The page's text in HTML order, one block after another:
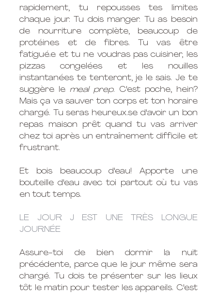
rapidement, tu repousses tes limites
chaque jour. Tu dois manger. Tu as besoin
de nourriture complète, beaucoup de
protéines et de fibres. Tu vas être
fatigué.e et tu ne voudras pas cuisiner, les
pizzas congelées et les nouilles
instantanées te tenteront, je le sais. Je te
suggère le meal prep. C'est poche, hein?
Mais ça va sauver ton corps et ton horaire
chargé. Tu seras heureux.se d'avoir un bon
repas maison prêt quand tu vas arriver
chez toi après un entraînement difficile et
frustrant.
Et bois beaucoup d'eau! Apporte une
bouteille d'eau avec toi partout où tu vas
en tout temps.
LE JOUR J EST UNE TRÈS LONGUE
JOURNÉE
Assure-toi de bien dormir la nuit
précédente, parce que le jour même sera
chargé. Tu dois te présenter sur les lieux
tôt le matin pour tester les appareils. C'est